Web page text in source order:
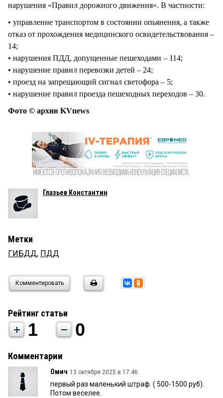
нарушения «Правил дорожного движения». В частности:
• управление транспортом в состоянии опьянения, а также
отказ от прохождения медицинского освидетельствования –
14;
• нарушения ПДД, допущенные пешеходами – 114;
• нарушение правил перевозки детей – 24;
• проезд на запрещающий сигнал светофора – 5;
• нарушение правил проезда пешеходных переходов – 30.
Фото © архив KVnews
Глазьев Константин
Метки
ГИБДД, ПДД
Комментировать
Рейтинг статьи
1 0
Комментарии
Омич 13 октября 2025 в 17:46:
первый раз маленький штраф. ( 500-1500 руб).
Потом веселее.